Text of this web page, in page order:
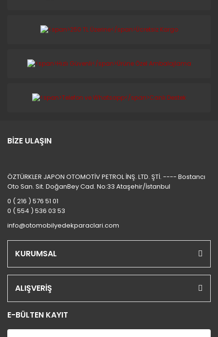
BİZE ULAŞIN
ÖZTÜRKLER JAPON OTOMOTİV PETROL İNŞ. LTD. ŞTİ. ---- Bostancı
Oto San. Sit. DoğanBey Cad. No:33 Ataşehir/İstanbul
0 ( 216 ) 576 51 01
0 ( 554 ) 536 03 53
info@otomobilyedekparaclari.com
KURUMSAL
ALIŞVERİŞ
E-BÜLTEN KAYIT